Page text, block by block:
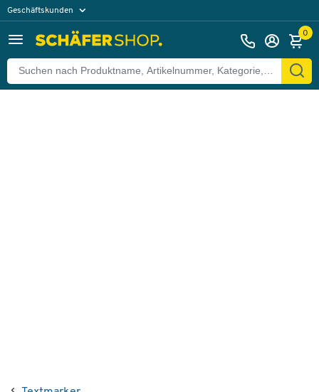
Geschäftskunden
0
Zurück